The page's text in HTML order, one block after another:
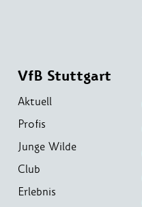
VfB Stuttgart
Aktuell
Profis
Junge Wilde
Club
Erlebnis